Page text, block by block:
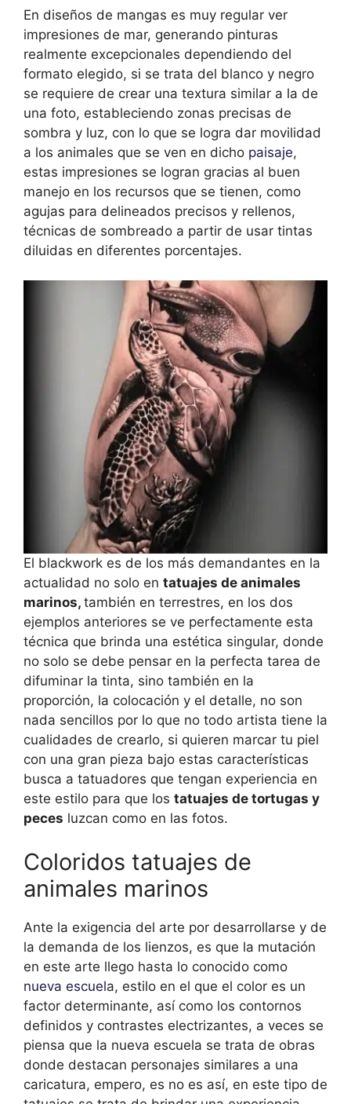
En diseños de mangas es muy regular ver
impresiones de mar, generando pinturas
realmente excepcionales dependiendo del
formato elegido, si se trata del blanco y negro
se requiere de crear una textura similar a la de
una foto, estableciendo zonas precisas de
sombra y luz, con lo que se logra dar movilidad
a los animales que se ven en dicho paisaje,
estas impresiones se logran gracias al buen
manejo en los recursos que se tienen, como
agujas para delineados precisos y rellenos,
técnicas de sombreado a partir de usar tintas
diluidas en diferentes porcentajes.
El blackwork es de los más demandantes en la
actualidad no solo en tatuajes de animales
marinos, también en terrestres, en los dos
ejemplos anteriores se ve perfectamente esta
técnica que brinda una estética singular, donde
no solo se debe pensar en la perfecta tarea de
difuminar la tinta, sino también en la
proporción, la colocación y el detalle, no son
nada sencillos por lo que no todo artista tiene la
cualidades de crearlo, si quieren marcar tu piel
con una gran pieza bajo estas características
busca a tatuadores que tengan experiencia en
este estilo para que los tatuajes de tortugas y
peces luzcan como en las fotos.
Coloridos tatuajes de
animales marinos
Ante la exigencia del arte por desarrollarse y de
la demanda de los lienzos, es que la mutación
en este arte llego hasta lo conocido como
nueva escuela, estilo en el que el color es un
factor determinante, así como los contornos
definidos y contrastes electrizantes, a veces se
piensa que la nueva escuela se trata de obras
donde destacan personajes similares a una
caricatura, empero, es no es así, en este tipo de